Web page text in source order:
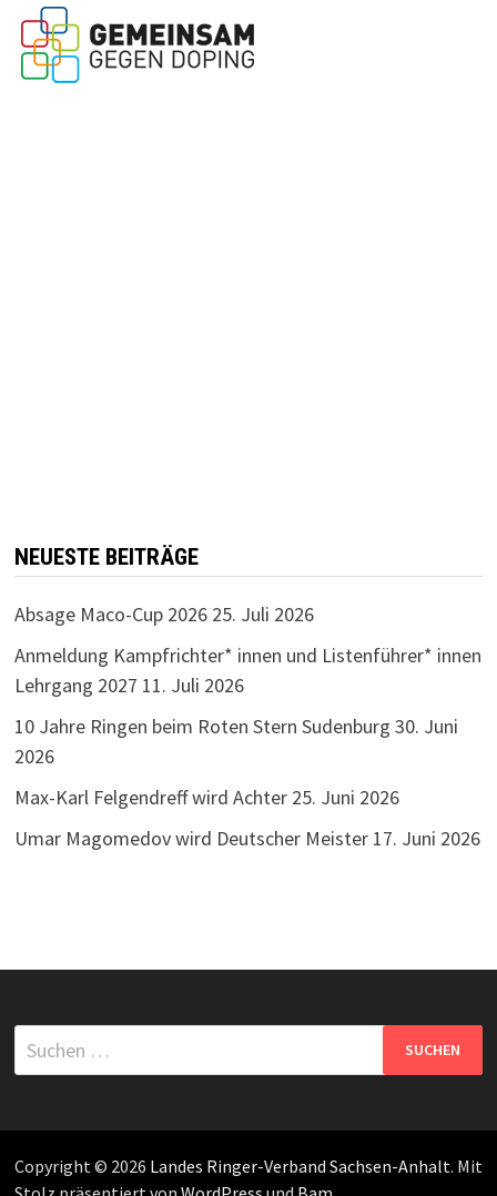
NEUESTE BEITRÄGE
Absage Maco-Cup 2026 25. Juli 2026
Anmeldung Kampfrichter* innen und Listenführer* innen
Lehrgang 2027 11. Juli 2026
10 Jahre Ringen beim Roten Stern Sudenburg 30. Juni
2026
Max-Karl Felgendreff wird Achter 25. Juni 2026
Umar Magomedov wird Deutscher Meister 17. Juni 2026
Suchen
nach:
Copyright © 2026 Landes Ringer-Verband Sachsen-Anhalt. Mit